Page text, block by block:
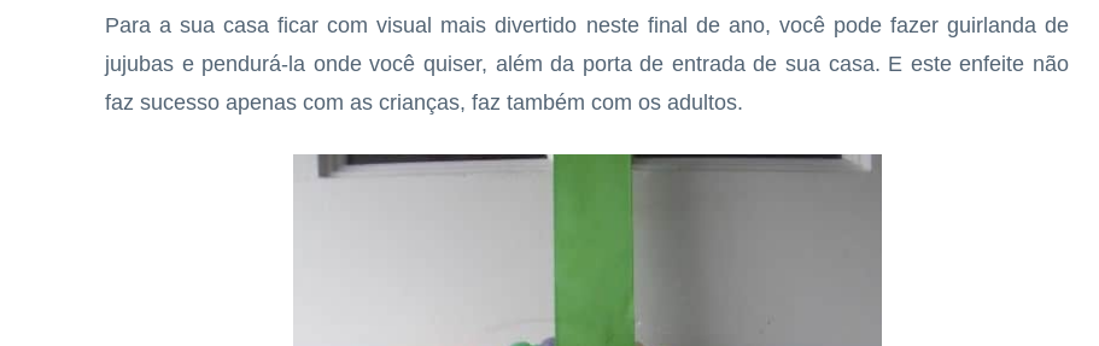
Para a sua casa ficar com visual mais divertido neste final de ano, você pode fazer guirlanda de
jujubas e pendurá-la onde você quiser, além da porta de entrada de sua casa. E este enfeite não
faz sucesso apenas com as crianças, faz também com os adultos.